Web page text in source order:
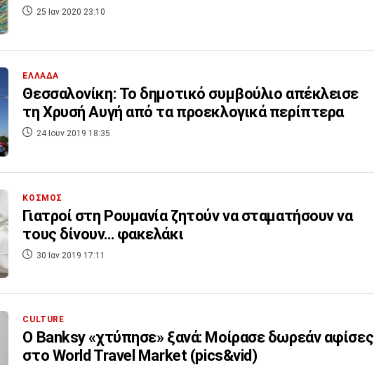
25 Ιαν 2020 23:10
ΕΛΛΑΔΑ
Θεσσαλονίκη: Το δημοτικό συμβούλιο απέκλεισε
τη Χρυσή Αυγή από τα προεκλογικά περίπτερα
24 Ιουν 2019 18:35
ΚΟΣΜΟΣ
Γιατροί στη Ρουμανία ζητούν να σταματήσουν να
τους δίνουν… φακελάκι
30 Ιαν 2019 17:11
CULTURE
Ο Banksy «χτύπησε» ξανά: Μοίρασε δωρεάν αφίσες
στο World Travel Market (pics&vid)